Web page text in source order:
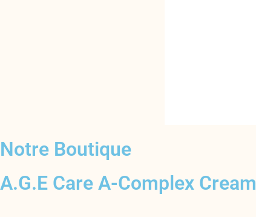
Notre Boutique
A.G.E Care A-Complex Cream